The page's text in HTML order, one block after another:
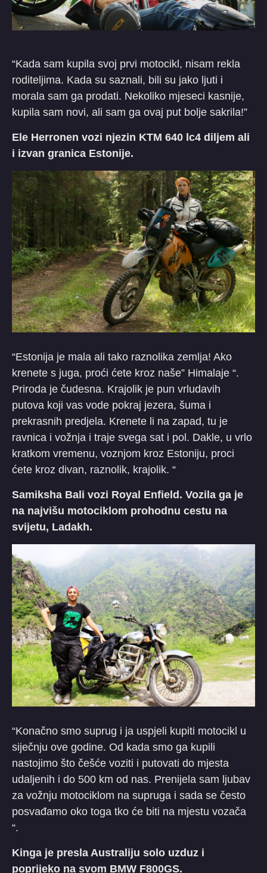
“Kada sam kupila svoj prvi motocikl, nisam rekla
roditeljima. Kada su saznali, bili su jako ljuti i
morala sam ga prodati. Nekoliko mjeseci kasnije,
kupila sam novi, ali sam ga ovaj put bolje sakrila!”
Ele Herronen vozi njezin KTM 640 lc4 diljem ali
i izvan granica Estonije.
“Estonija je mala ali tako raznolika zemlja! Ako
krenete s juga, proći ćete kroz naše” Himalaje “.
Priroda je čudesna. Krajolik je pun vrludavih
putova koji vas vode pokraj jezera, šuma i
prekrasnih predjela. Krenete li na zapad, tu je
ravnica i vožnja i traje svega sat i pol. Dakle, u vrlo
kratkom vremenu, voznjom kroz Estoniju, proci
ćete kroz divan, raznolik, krajolik. “
Samiksha Bali vozi Royal Enfield. Vozila ga je
na najvišu motociklom prohodnu cestu na
svijetu, Ladakh.
“Konačno smo suprug i ja uspjeli kupiti motocikl u
siječnju ove godine. Od kada smo ga kupili
nastojimo što češće voziti i putovati do mjesta
udaljenih i do 500 km od nas. Prenijela sam ljubav
za vožnju motociklom na supruga i sada se često
posvađamo oko toga tko će biti na mjestu vozača
“.
Kinga je presla Australiju solo uzduz i
poprijeko na svom BMW F800GS.